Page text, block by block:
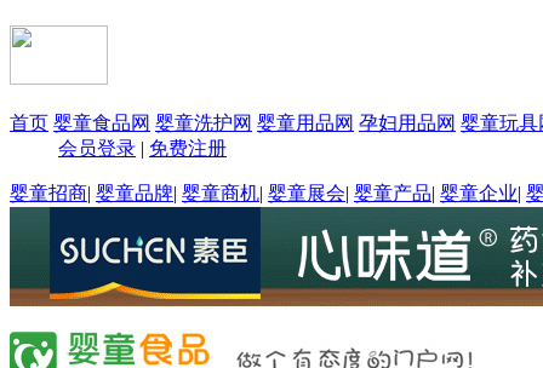
首页 婴童食品网 婴童洗护网 婴童用品网 孕妇用品网 婴童玩具
会员登录 | 免费注册
婴童招商| 婴童品牌| 婴童商机| 婴童展会| 婴童产品| 婴童企业|